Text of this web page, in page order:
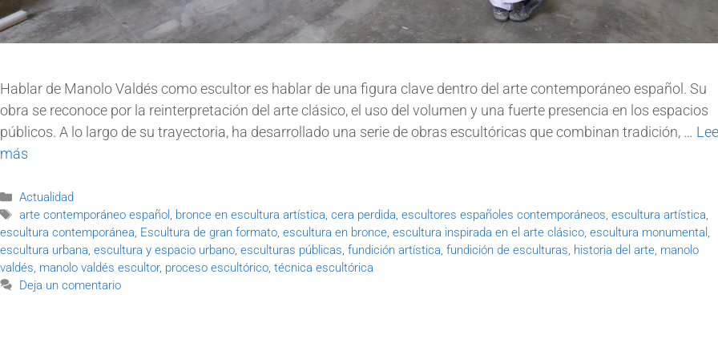
Hablar de Manolo Valdés como escultor es hablar de una figura clave dentro del arte contemporáneo español. Su
obra se reconoce por la reinterpretación del arte clásico, el uso del volumen y una fuerte presencia en los espacios
públicos. A lo largo de su trayectoria, ha desarrollado una serie de obras escultóricas que combinan tradición, …
más
Actualidad
arte contemporáneo español , bronce en escultura artística,cera perdida,escultores españoles contemporáneos,escultura artística,
escultura contemporánea, Escultura de gran formato, escultura en bronce, escultura inspirada en el arte clásico, escultura monumental ,
escultura urbana, escultura y espacio urbano, esculturas públicas, fundición artística, fundición de esculturas, historia del arte, manolo
valdés, manolo valdés escultor, proceso escultórico, técnica escultórica
Deja un comentario